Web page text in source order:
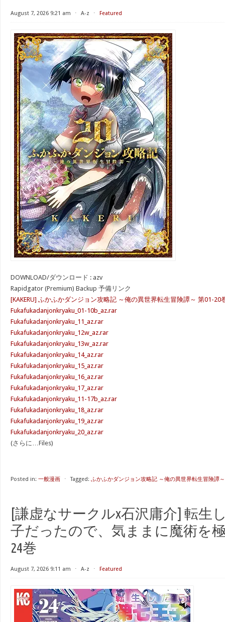
August 7, 2026 9:21 am ⋅ A-z ⋅ Featured
DOWNLOAD/ダウンロード : azv
Rapidgator (Premium) Backup 予備リンク
[KAKERU] ふかふかダンジョン攻略記 ～俺の異世界転生冒険譚～ 第01-20
Fukafukadanjonkryaku_01-10b_az.rar
Fukafukadanjonkryaku_11_az.rar
Fukafukadanjonkryaku_12w_az.rar
Fukafukadanjonkryaku_13w_az.rar
Fukafukadanjonkryaku_14_az.rar
Fukafukadanjonkryaku_15_az.rar
Fukafukadanjonkryaku_16_az.rar
Fukafukadanjonkryaku_17_az.rar
Fukafukadanjonkryaku_11-17b_az.rar
Fukafukadanjonkryaku_18_az.rar
Fukafukadanjonkryaku_19_az.rar
Fukafukadanjonkryaku_20_az.rar
(さらに…Files)
Posted in: 一般漫画 ⋅ Tagged: ふかふかダンジョン攻略記 ～俺の異世界転生冒険譚
[謙虚なサークルx石沢庸介] 転生
子だったので、気ままに魔術を
24巻
August 7, 2026 9:11 am ⋅ A-z ⋅ Featured